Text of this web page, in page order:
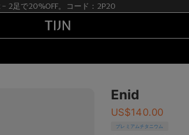
で20%OFF。コード：2P20
Enid
US$140.00
プレミアムチタニウム